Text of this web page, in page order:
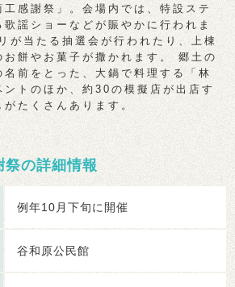
感謝祭」。会場内では、特設ステ
謡ショーなどが賑やかに行われま
が当たる抽選会が行われたり、上棟
お餅やお菓子が撒かれます。 郷土の
前をとった、大鍋で料理する「林
ントのほか、約30の模擬店が出店す
たくさんあります。
の詳細情報
例年10月下旬に開催
谷和原公民館